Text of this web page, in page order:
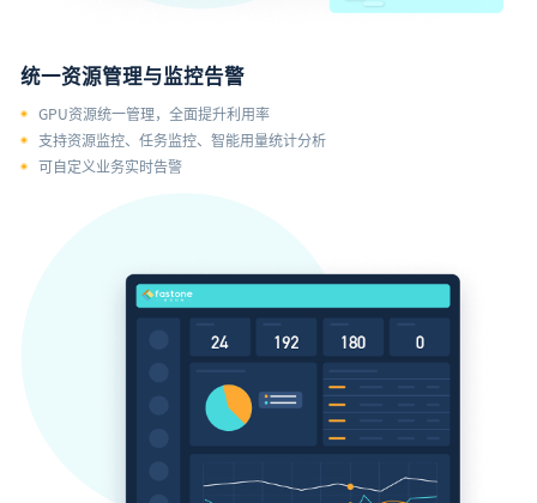
统一资源管理与监控告警
GPU资源统一管理，全面提升利用率
支持资源监控、任务监控、智能用量统计分析
可自定义业务实时告警